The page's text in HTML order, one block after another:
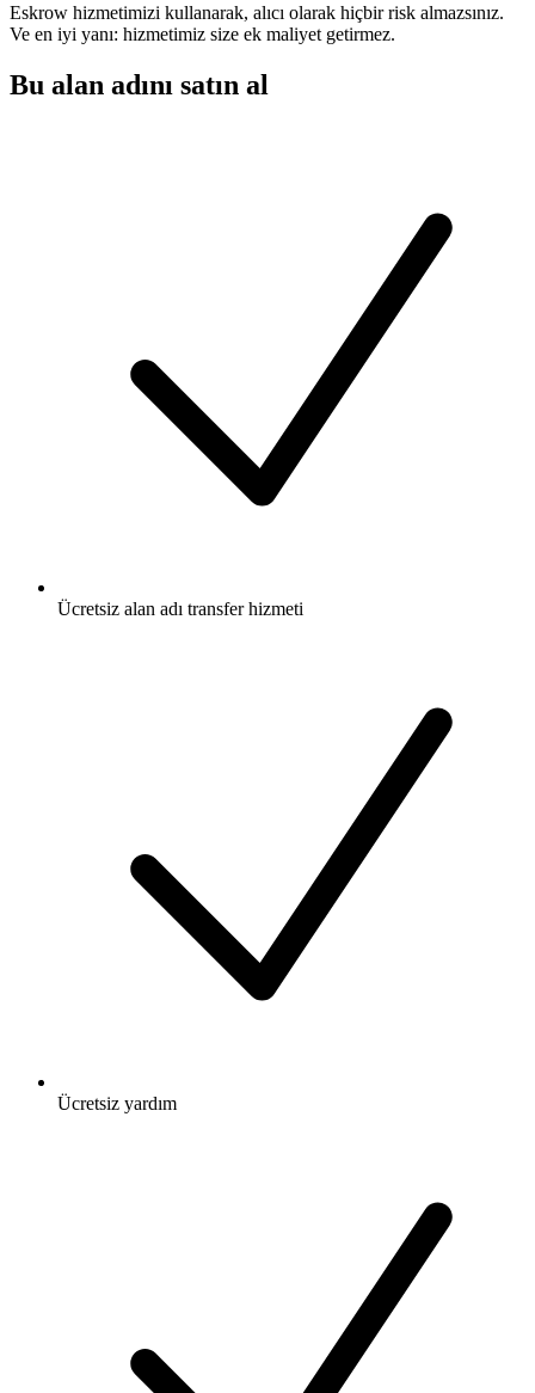
Eskrow hizmetimizi kullanarak, alıcı olarak hiçbir risk almazsınız.
Ve en iyi yanı: hizmetimiz size ek maliyet getirmez.
Bu alan adını satın al
Ücretsiz alan adı transfer hizmeti
Ücretsiz yardım